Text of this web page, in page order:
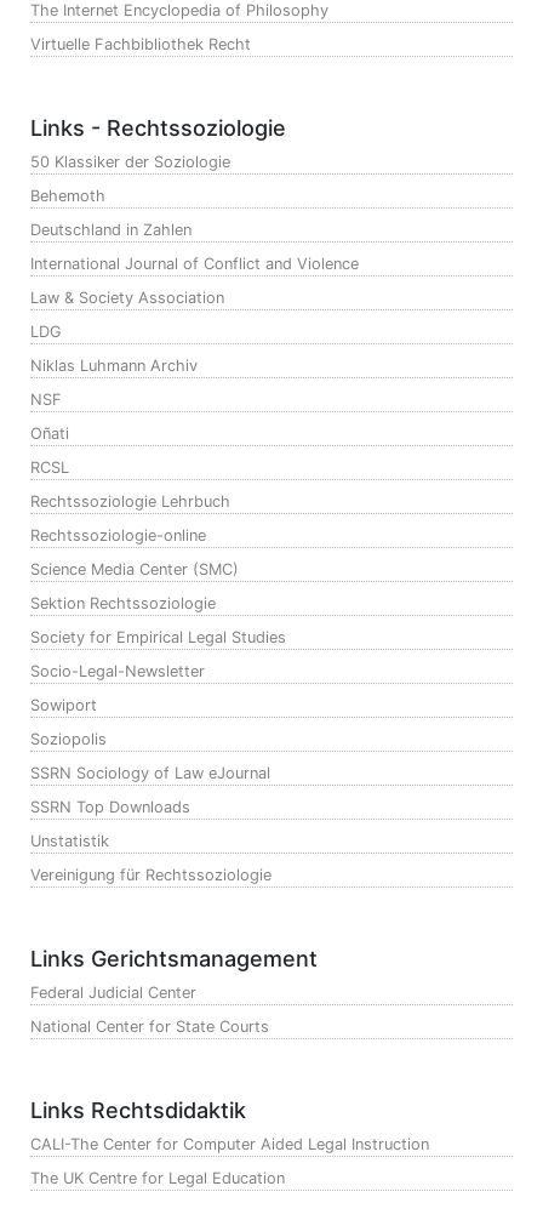
The Internet Encyclopedia of Philosophy
Virtuelle Fachbibliothek Recht
Links - Rechtssoziologie
50 Klassiker der Soziologie
Behemoth
Deutschland in Zahlen
International Journal of Conflict and Violence
Law & Society Association
LDG
Niklas Luhmann Archiv
NSF
Oñati
RCSL
Rechtssoziologie Lehrbuch
Rechtssoziologie-online
Science Media Center (SMC)
Sektion Rechtssoziologie
Society for Empirical Legal Studies
Socio-Legal-Newsletter
Sowiport
Soziopolis
SSRN Sociology of Law eJournal
SSRN Top Downloads
Unstatistik
Vereinigung für Rechtssoziologie
Links Gerichtsmanagement
Federal Judicial Center
National Center for State Courts
Links Rechtsdidaktik
CALI-The Center for Computer Aided Legal Instruction
The UK Centre for Legal Education